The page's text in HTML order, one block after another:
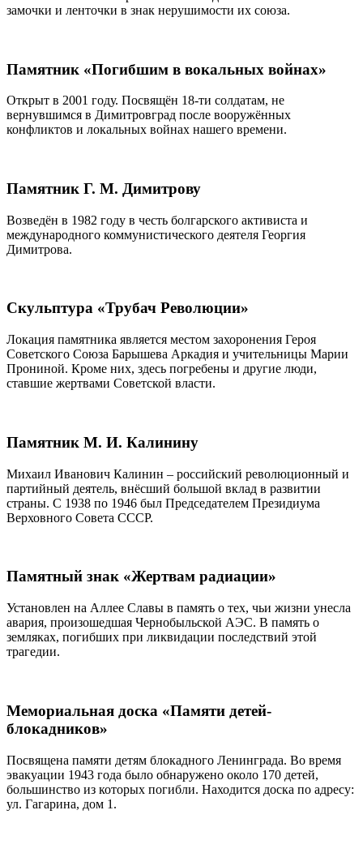
замочки и ленточки в знак нерушимости их союза.
Памятник «Погибшим в вокальных войнах»
Открыт в 2001 году. Посвящён 18-ти солдатам, не
вернувшимся в Димитровград после вооружённых
конфликтов и локальных войнах нашего времени.
Памятник Г. М. Димитрову
Возведён в 1982 году в честь болгарского активиста и
международного коммунистического деятеля Георгия
Димитрова.
Скульптура «Трубач Революции»
Локация памятника является местом захоронения Героя
Советского Союза Барышева Аркадия и учительницы Марии
Прониной. Кроме них, здесь погребены и другие люди,
ставшие жертвами Советской власти.
Памятник М. И. Калинину
Михаил Иванович Калинин – российский революционный и
партийный деятель, внёсший большой вклад в развитии
страны. С 1938 по 1946 был Председателем Президиума
Верховного Совета СССР.
Памятный знак «Жертвам радиации»
Установлен на Аллее Славы в память о тех, чьи жизни унесла
авария, произошедшая Чернобыльской АЭС. В память о
земляках, погибших при ликвидации последствий этой
трагедии.
Мемориальная доска «Памяти детей-
блокадников»
Посвящена памяти детям блокадного Ленинграда. Во время
эвакуации 1943 года было обнаружено около 170 детей,
большинство из которых погибли. Находится доска по адресу:
ул. Гагарина, дом 1.